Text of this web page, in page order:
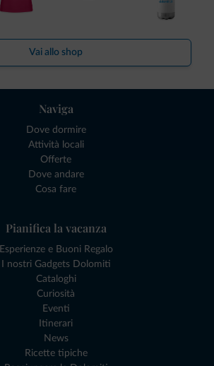
Vai allo shop
Naviga
Dove dormire
Attività locali
Offerte
Dove andare
Cosa fare
Pianifica la vacanza
Esperienze e Buoni Regalo
I nostri Gadgets Dolomiti
Cataloghi
Curiosità
Eventi
Itinerari
News
Ricette tipiche